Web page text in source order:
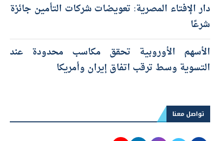
دار الإفتاء المصرية: تعويضات شركات التأمين جائزة
شرعًا
الأسهم الأوروبية تحقق مكاسب محدودة عند
التسوية وسط ترقب اتفاق إيران وأمريكا
تواصل معنا